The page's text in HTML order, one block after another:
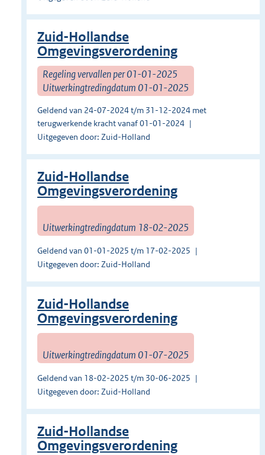
Zuid-Hollandse
Omgevingsverordening
Regeling vervallen per 01-01-2025
Uitwerkingtredingdatum 01-01-2025
Geldend van 24-07-2024 t/m 31-12-2024 met
terugwerkende kracht vanaf 01-01-2024
Uitgegeven door: Zuid-Holland
Zuid-Hollandse
Omgevingsverordening
Uitwerkingtredingdatum 18-02-2025
Geldend van 01-01-2025 t/m 17-02-2025
Uitgegeven door: Zuid-Holland
Zuid-Hollandse
Omgevingsverordening
Uitwerkingtredingdatum 01-07-2025
Geldend van 18-02-2025 t/m 30-06-2025
Uitgegeven door: Zuid-Holland
Zuid-Hollandse
Omgevingsverordening